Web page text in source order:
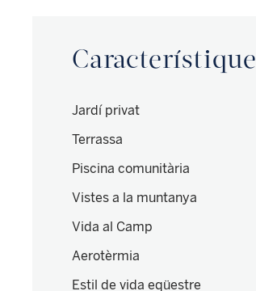
Jardí privat
Terrassa
Piscina comunitària
Vistes a la muntanya
Vida al Camp
Aerotèrmia
Estil de vida eqüestre